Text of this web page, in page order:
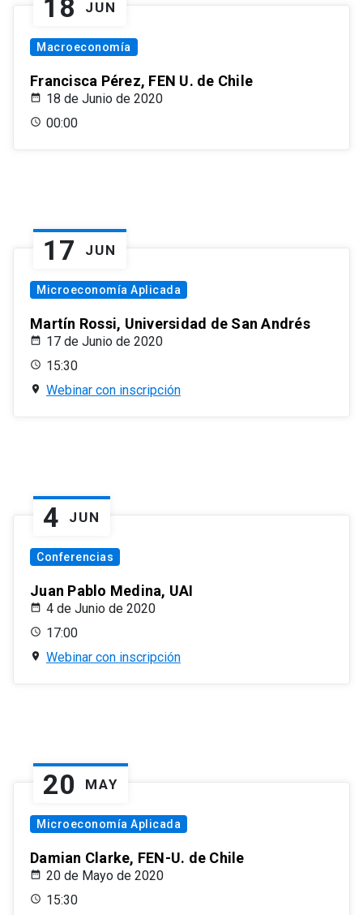
18 JUN
Macroeconomía
Francisca Pérez, FEN U. de Chile
18 de Junio de 2020
00:00
17 JUN
Microeconomía Aplicada
Martín Rossi, Universidad de San Andrés
17 de Junio de 2020
15:30
Webinar con inscripción
4 JUN
Conferencias
Juan Pablo Medina, UAI
4 de Junio de 2020
17:00
Webinar con inscripción
20 MAY
Microeconomía Aplicada
Damian Clarke, FEN-U. de Chile
20 de Mayo de 2020
15:30